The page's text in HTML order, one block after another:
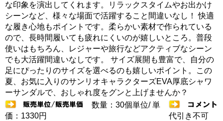
な印象を演出してくれます。リラックスタイムやお出かけ
シーンなど、様々な場面で活躍すること間違いなし！ 快適
な履き心地もポイントです。柔らかい素材で作られている
ので、長時間履いても疲れにくいのが嬉しいところ。普段
使いはもちろん、レジャーや旅行などアクティブなシーン
でも大活躍間違いなしです。 サイズ展開も豊富で、自分の
足にぴったりのサイズを選べるのも嬉しいポイント。この
夏、お気に入りのサンリオキャラクターズEVA厚底シャワ
ーサンダルで、おしゃれ度をグンと上げませんか？
数量：30個単位/ 単
価：1330円
代引き不可